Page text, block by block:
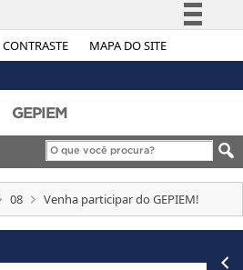
CONTRASTE MAPA DO SITE
Simplifique!
Legislação
Canais
GEPIEM
08 Venha participar do GEPIEM!